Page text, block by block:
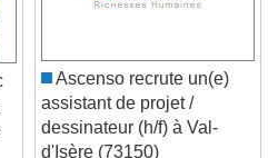
Ascenso recrute un(e)
assistant de projet /
dessinateur (h/f) à Val-